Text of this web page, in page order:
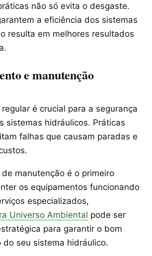
não só evita o desgaste.
a eficiência dos sistemas
resulta em melhores resultados
e manutenção
é crucial para a segurança
sistemas hidráulicos. Práticas
falhas que causam paradas e
manutenção é o primeiro
os equipamentos funcionando
especializados,
Universo Ambiental pode ser
para garantir o bom
do seu sistema hidráulico.